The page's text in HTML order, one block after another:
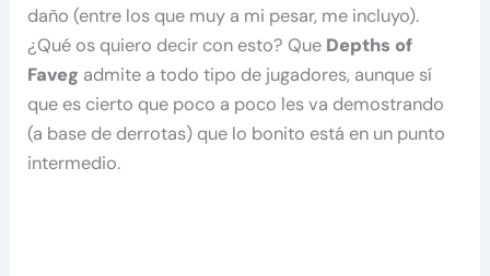
daño (entre los que muy a mi pesar, me incluyo).
¿Qué os quiero decir con esto? Que Depths of
Faveg admite a todo tipo de jugadores, aunque sí
que es cierto que poco a poco les va demostrando
(a base de derrotas) que lo bonito está en un punto
intermedio.